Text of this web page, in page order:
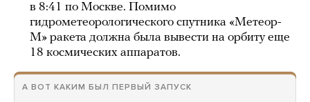
в 8:41 по Москве. Помимо
гидрометеорологического спутника «Метеор-
М» ракета должна была вывести на орбиту еще
18 космических аппаратов.
А ВОТ КАКИМ БЫЛ ПЕРВЫЙ ЗАПУСК